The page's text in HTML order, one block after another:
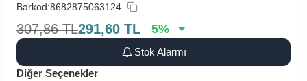
Barkod:8682875063124
307,86 TL291,60 TL 5%
Stok Alarmı
Diğer Seçenekler